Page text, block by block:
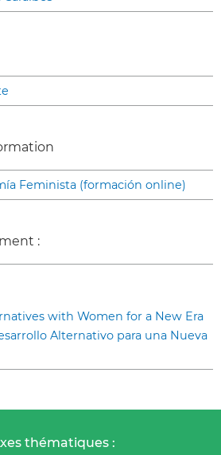
Feminista (formación online)
:
with Women for a New Era
Alternativo para una Nueva
thématiques :